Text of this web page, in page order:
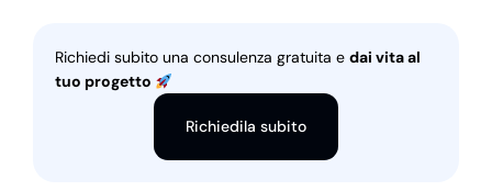
Richiedi subito una consulenza gratuita e dai vita al
tuo progetto
Richiedila subito